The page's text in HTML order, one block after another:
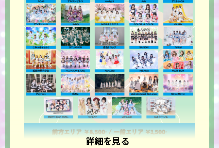
詳細を見る